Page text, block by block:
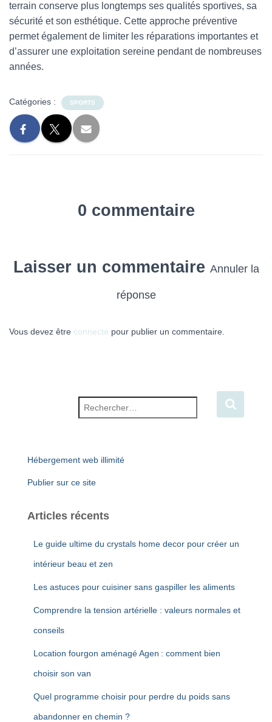
terrain conserve plus longtemps ses qualités sportives, sa
sécurité et son esthétique. Cette approche préventive
permet également de limiter les réparations importantes et
d’assurer une exploitation sereine pendant de nombreuses
années.
Catégories : SPORTS
0 commentaire
Laisser un commentaire Annuler la
réponse
Vous devez être connecté pour publier un commentaire.
Hébergement web illimité
Publier sur ce site
Articles récents
Le guide ultime du crystals home decor pour créer un
intérieur beau et zen
Les astuces pour cuisiner sans gaspiller les aliments
Comprendre la tension artérielle : valeurs normales et
conseils
Location fourgon aménagé Agen : comment bien
choisir son van
Quel programme choisir pour perdre du poids sans
abandonner en chemin ?